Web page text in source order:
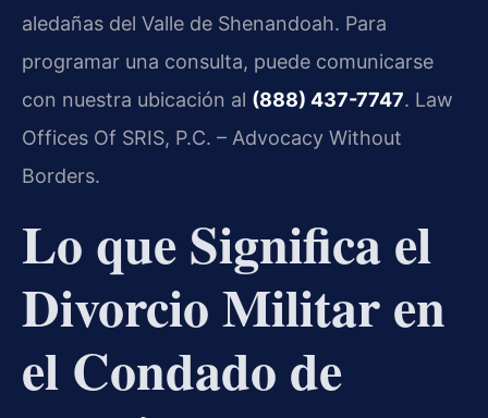
aledañas del Valle de Shenandoah. Para
programar una consulta, puede comunicarse
con nuestra ubicación al (888) 437-7747. Law
Offices Of SRIS, P.C. – Advocacy Without
Borders.
Lo que Significa el
Divorcio Militar en
el Condado de